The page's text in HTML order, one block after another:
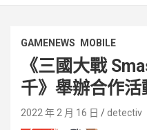
GAMENEWS MOBILE
《三國大戰
千》舉辦合作活
2022 年 2 月 16 日 detectiv